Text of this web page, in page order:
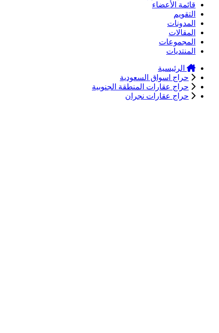
قائمة الأعضاء
التقويم
المدونات
المقالات
المجموعات
المنتديات
الرئيسية
حراج اسواق السعودية
حراج عقارات المنطقة الجنوبية
حراج عقارات نجران